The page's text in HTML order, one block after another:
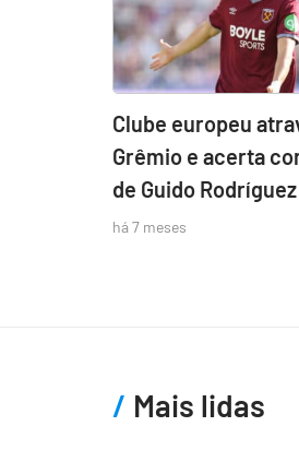
Clube europeu
Grêmio e acerta
de Guido Rodríguez
há 7 meses
Mais lidas